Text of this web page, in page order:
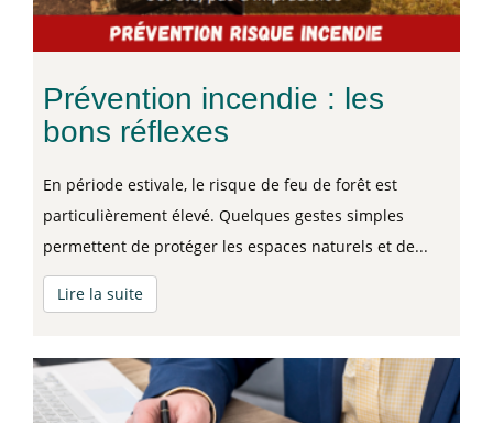
Prévention incendie : les
bons réflexes
​En période estivale, le risque de feu de forêt est
particulièrement élevé. Quelques gestes simples
permettent de protéger les espaces naturels et de...
Lire la suite